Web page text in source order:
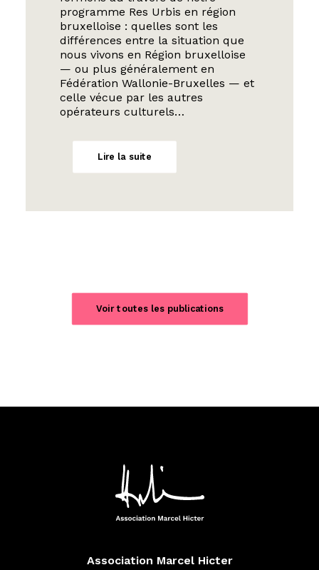
programme Res Urbis en région
bruxelloise : quelles sont les
différences entre la situation que
nous vivons en Région bruxelloise
— ou plus généralement en
Fédération Wallonie-Bruxelles — et
celle vécue par les autres
opérateurs culturels…
Lire la suite
Voir toutes les publications
Association Marcel Hicter